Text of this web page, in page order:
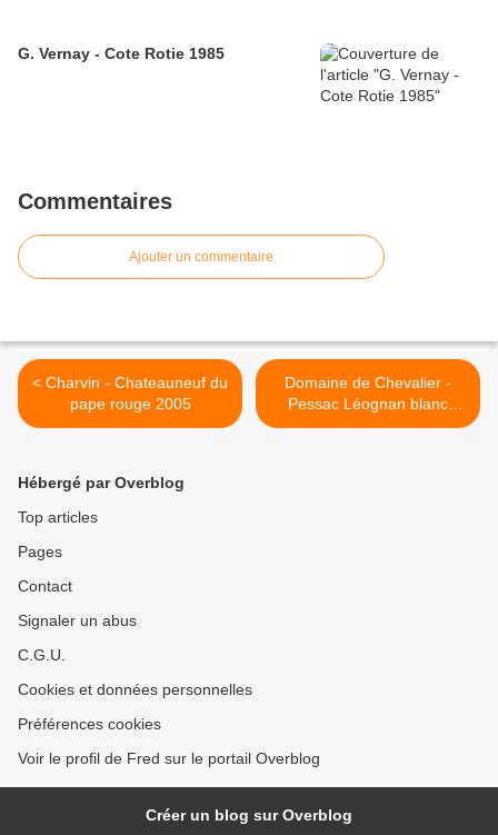
G. Vernay - Cote Rotie 1985
Commentaires
Ajouter un commentaire
< Charvin - Chateauneuf du
pape rouge 2005
Domaine de Chevalier -
Pessac Léognan blanc
2004 >
Hébergé par Overblog
Top articles
Pages
Contact
Signaler un abus
C.G.U.
Cookies et données personnelles
Préférences cookies
Voir le profil de Fred sur le portail Overblog
Créer un blog sur Overblog